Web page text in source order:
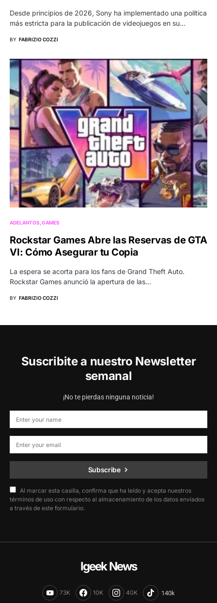
Desde principios de 2026, Sony ha implementado una política
más estricta para la publicación de videojuegos en su…
BY FABRIZIO COZZI
ADELANTOS GAMES
Rockstar Games Abre las Reservas de GTA
VI: Cómo Asegurar tu Copia
La espera se acorta para los fans de Grand Theft Auto.
Rockstar Games anunció la apertura de las…
BY FABRIZIO COZZI
Suscribite a nuestro Newsletter
semanal
¡No te pierdas ninguna noticia!
Subscribe
Al marcar esta casilla, confirma que ha leído y acepta nuestros
términos de uso con respecto al almacenamiento de los datos enviados
a través de este formulario.
Igeek News
73K 10K 40K